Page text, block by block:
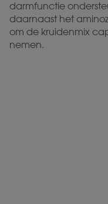
darmfunctie
daarnaast het
om de kruidenmix
nemen.